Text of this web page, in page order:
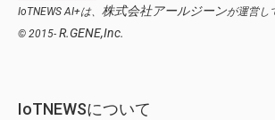
IoTNEWS AI+は、 株式会社アールジーンが運営し
© 2015- R.GENE,Inc.
IoTNEWSについて